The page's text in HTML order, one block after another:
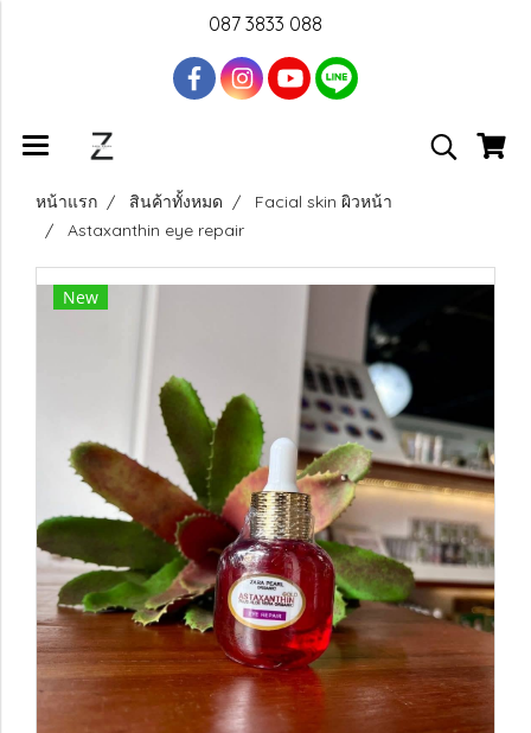
087 3833 088
หน้าแรก สินค้าทั้งหมด
Facial skin ผิวหน้า
Astaxanthin eye repair
New